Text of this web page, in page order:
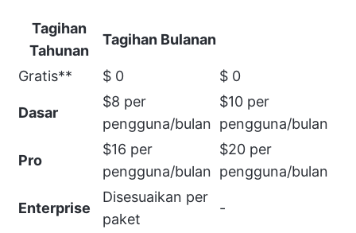
Tagihan
Tahunan
Tagihan Bulanan
Gratis** $ 0 $ 0
Dasar
$8 per
pengguna/bulan
$10 per
pengguna/bulan
Pro
$16 per
pengguna/bulan
$20 per
pengguna/bulan
Enterprise
Disesuaikan per
paket
-